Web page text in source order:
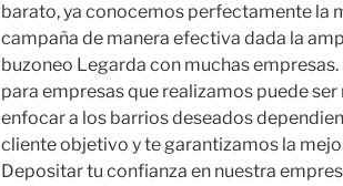
barato, ya conocemos perfectamente la
campaña de manera efectiva dada la
buzoneo Legarda con muchas
para empresas que realizamos puede
enfocar a los barrios deseados
cliente objetivo y te garantizamos la
Depositar tu confianza en nuestra